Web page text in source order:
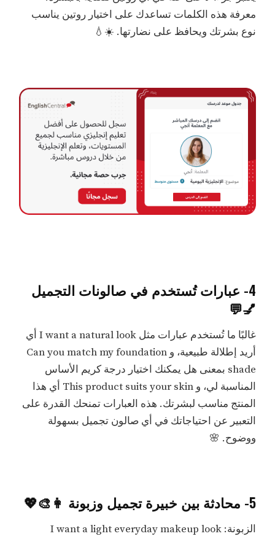
معرفة هذه الكلمات تساعدك على اختيار روتين يناسب
نوع بشرتك ويحافظ على نضارتها. ☀️💧
4- عبارات تُستخدم في صالونات التجميل
💅💬
غالبًا ما تُستخدم عبارات مثل I want a natural look أي
أريد إطلالة طبيعية، و Can you match my foundation
shade بمعنى هل يمكنك اختيار درجة كريم الأساس
المناسبة لي، و This product suits your skin أي هذا
المنتج مناسب لبشرتك. هذه العبارات تمنحك القدرة على
التعبير عن احتياجاتك في أي صالون تجميل بسهولة
ووضوح. 🌸
5- محادثة بين خبيرة تجميل وزبونة 👩‍🎨💖
الزبونة: I want a light everyday makeup look